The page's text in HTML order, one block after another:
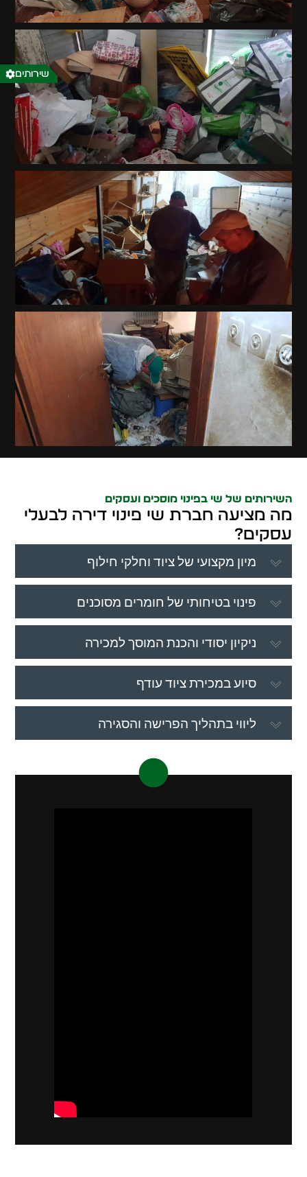
השירותים של שי בפינוי מוסכים ועסקים
מה מציעה חברת שי פינוי דירה לבעלי
עסקים?
מיון מקצועי של ציוד וחלקי חילוף
פינוי בטיחותי של חומרים מסוכנים
ניקיון יסודי והכנת המוסך למכירה
סיוע במכירת ציוד עודף
ליווי בתהליך הפרישה והסגירה
שירותים